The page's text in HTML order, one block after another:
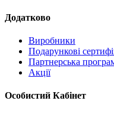
Додатково
Виробники
Подарункові
Партнерська
Акції
Особистий Кабінет